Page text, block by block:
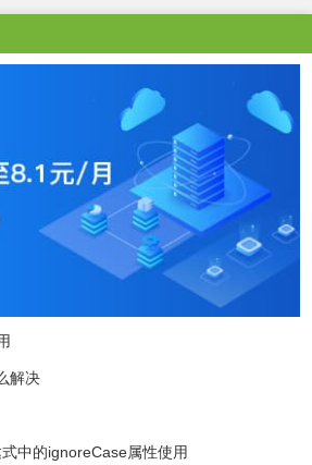
解决
中的ignoreCase属性使用